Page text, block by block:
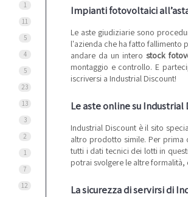
1
11
5
4
5
23
13
3
2
1
7
12
Impianti fotovoltaici
Le aste giudiziarie sono
l'azienda che ha fatto fallimento
andare da un intero stock
montaggio e controllo. E
iscriversi a Industrial Discount!
Le aste online su
Industrial Discount è il sito
altro prodotto simile. Per prima
tutti i dati tecnici dei lotti in
potrai svolgere le altre formalità,
La sicurezza di servirsi di